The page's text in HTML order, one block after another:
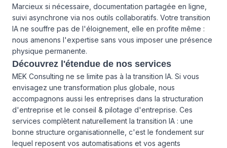
Marcieux si nécessaire, documentation partagée en ligne,
suivi asynchrone via nos outils collaboratifs. Votre transition
IA ne souffre pas de l'éloignement, elle en profite même :
nous amenons l'expertise sans vous imposer une présence
physique permanente.
Découvrez l'étendue de nos services
MEK Consulting ne se limite pas à la transition IA. Si vous
envisagez une transformation plus globale, nous
accompagnons aussi les entreprises dans la structuration
d'entreprise et le conseil & pilotage d'entreprise. Ces
services complètent naturellement la transition IA : une
bonne structure organisationnelle, c'est le fondement sur
lequel reposent vos automatisations et vos agents